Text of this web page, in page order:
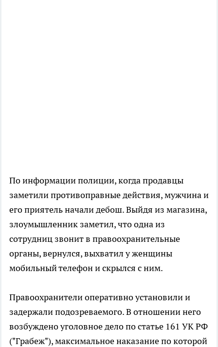
По информации полиции, когда продавцы
заметили противоправные действия, мужчина и
его приятель начали дебош. Выйдя из магазина,
злоумышленник заметил, что одна из
сотрудниц звонит в правоохранительные
органы, вернулся, выхватил у женщины
мобильный телефон и скрылся с ним.
Правоохранители оперативно установили и
задержали подозреваемого. В отношении него
возбуждено уголовное дело по статье 161 УК РФ
("Грабеж"), максимальное наказание по которой